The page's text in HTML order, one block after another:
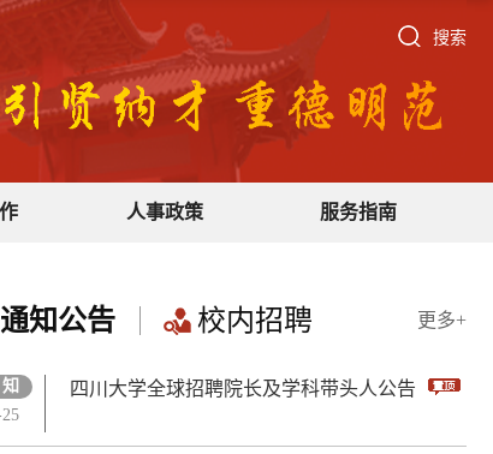
搜索
人事政策 服务指南
通知公告 校内招聘 更多+
四川大学全球招聘院长及学科带头人公告